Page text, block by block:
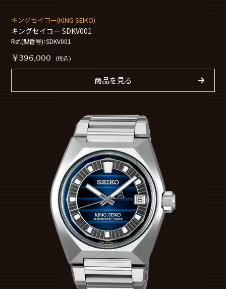
キングセイコー(KING SEIKO)
キングセイコー SDKV001
Ref.(型番号)：SDKV001
￥396,000 (税込)
商品を見る